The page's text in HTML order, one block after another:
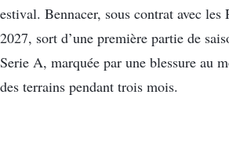
estival. Bennacer, sous contrat avec les
2027, sort d’une première partie de
Serie A, marquée par une blessure au
des terrains pendant trois mois.